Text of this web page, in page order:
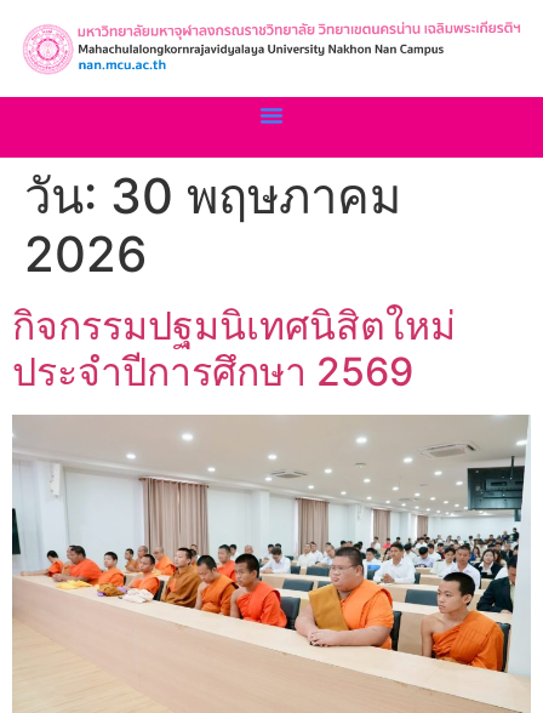
วัน: 30 พฤษภาคม
2026
กิจกรรมปฐมนิเทศนิสิตใหม่
ประจำปีการศึกษา 2569